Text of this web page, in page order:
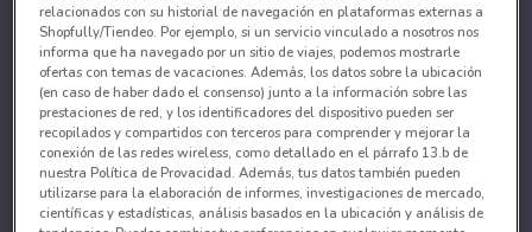
relacionados con su historial de navegación en plataformas externas a
Shopfully/Tiendeo. Por ejemplo, si un servicio vinculado a nosotros nos
informa que ha navegado por un sitio de viajes, podemos mostrarle
ofertas con temas de vacaciones. Además, los datos sobre la ubicación
(en caso de haber dado el consenso) junto a la información sobre las
prestaciones de red, y los identificadores del dispositivo pueden ser
recopilados y compartidos con terceros para comprender y mejorar la
conexión de las redes wireless, como detallado en el párrafo 13.b de
nuestra Política de Provacidad. Además, tus datos también pueden
utilizarse para la elaboración de informes, investigaciones de mercado,
científicas y estadísticas, análisis basados en la ubicación y análisis de